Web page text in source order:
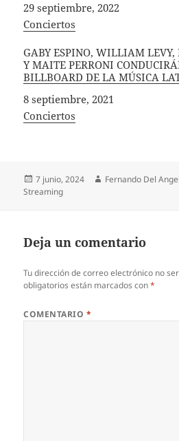
Fecha
29 septiembre, 2022
In relation to
Conciertos
GABY ESPINO, WILLIAM LEVY,
Y MAITE PERRONI
BILLBOARD DE LA MÚSICA
Fecha
8 septiembre, 2021
In relation to
Conciertos
Publicado
el
7 junio, 2024 Autor
Fernando Del Angel
Streaming
Deja un comentario
Tu dirección de correo electrónico no
obligatorios están marcados con*
COMENTARIO *